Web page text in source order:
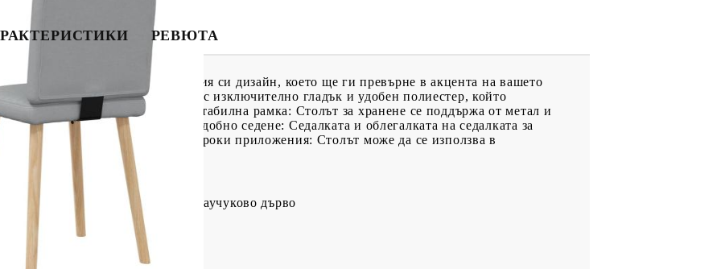
РЕВЮТА
стил и комфорт с елегантния си дизайн, което ще ги превърне в акцента на вашето
Този стол се отличава с изключително гладък и удобен полиестер, който
върху кожата.Здрава и стабилна рамка: Столът за хранене се поддържа от метал и
издръжливост и стабилност.Удобно седене: Седалката и облегалката на седалката за
за да ви осигурят комфорт.Широки приложения: Столът може да се използва в
и т.н. според нуждите ви.
шперплат, метал, масивно каучуково дърво
(Ш x Д x В)